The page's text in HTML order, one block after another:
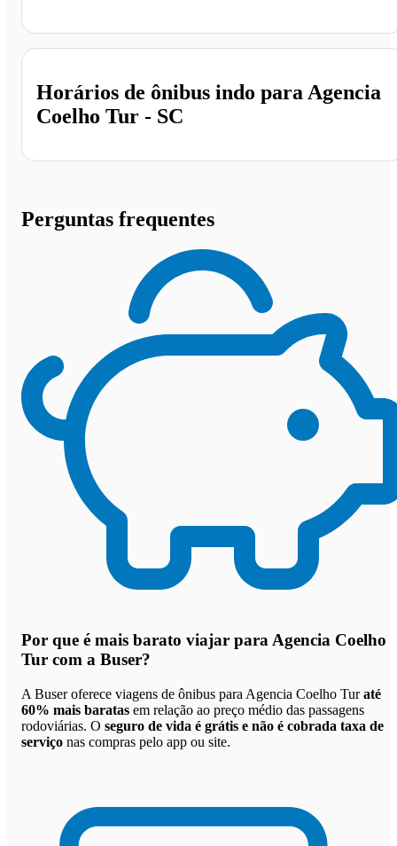
Horários de ônibus indo para Agencia
Coelho Tur - SC
Perguntas frequentes
Por que é mais barato viajar para Agencia Coelho
Tur com a Buser?
A Buser oferece viagens de ônibus para Agencia Coelho Turaté
60% mais baratas em relação ao preço médio das passagens
rodoviárias. O seguro de vida é grátis e não é cobrada taxa de
serviço nas compras pelo app ou site.